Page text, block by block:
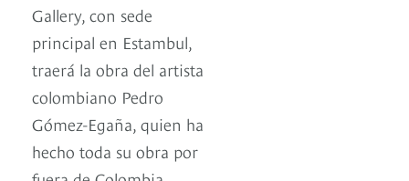
Gallery, con sede
principal en Estambul,
traerá la obra del artista
colombiano Pedro
Gómez-Egaña, quien ha
hecho toda su obra por